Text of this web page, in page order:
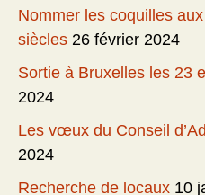
Nommer les coquilles
siècles 26 février 2024
Sortie à Bruxelles les 23
2024
Les vœux du Conseil
2024
Recherche de locaux 10